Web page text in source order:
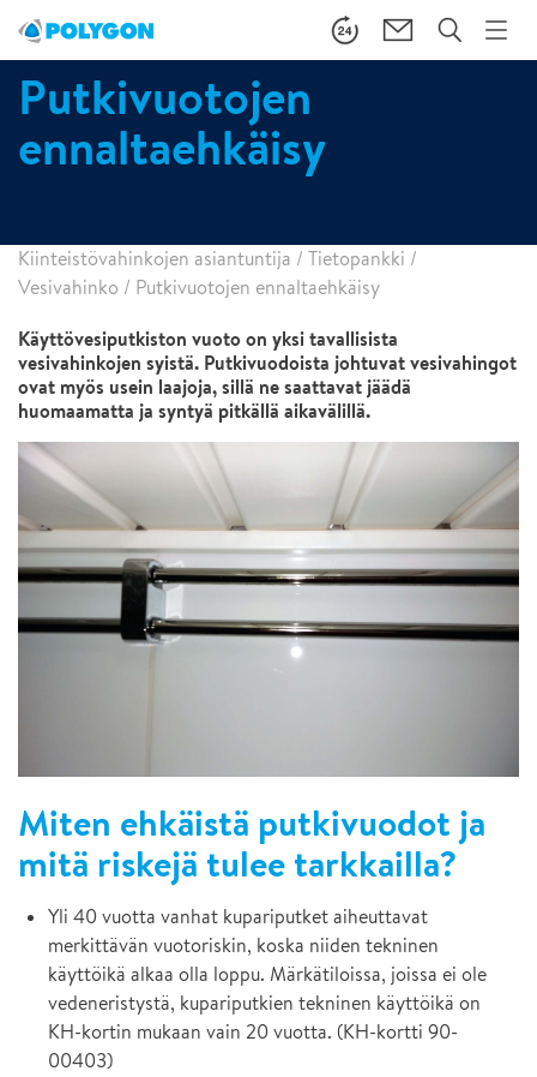
Putkivuotojen
ennaltaehkäisy
Kiinteistövahinkojen asiantuntija / Tietopankki /
Vesivahinko / Putkivuotojen ennaltaehkäisy
Käyttövesiputkiston vuoto on yksi tavallisista
vesivahinkojen syistä. Putkivuodoista johtuvat vesivahingot
ovat myös usein laajoja, sillä ne saattavat jäädä
huomaamatta ja syntyä pitkällä aikavälillä.
Miten ehkäistä putkivuodot ja
mitä riskejä tulee tarkkailla?
Yli 40 vuotta vanhat kupariputket aiheuttavat
merkittävän vuotoriskin, koska niiden tekninen
käyttöikä alkaa olla loppu. Märkätiloissa, joissa ei ole
vedeneristystä, kupariputkien tekninen käyttöikä on
KH-kortin mukaan vain 20 vuotta. (KH-kortti 90-
00403)